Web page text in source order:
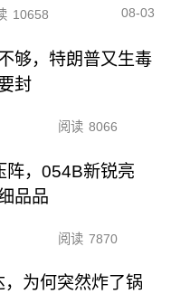
10658 08-03
够，特朗普又生毒
封
阅读 8066
阵，054B新锐亮
品品
阅读 7870
为何突然炸了锅